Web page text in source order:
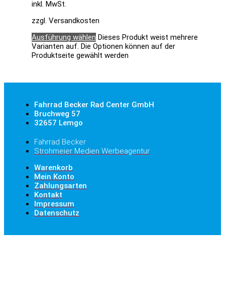
inkl. MwSt.
zzgl. Versandkosten
Ausführung wählen Dieses Produkt weist mehrere
Varianten auf. Die Optionen können auf der
Produktseite gewählt werden
Fahrrad Becker Rad Center GmbH
Bruchweg 57
32657 Lemgo
Fahrrad Becker
Strohmeier Medien Werbeagentur
Warenkorb
Mein Konto
Zahlungsarten
Kontakt
Impressum
Datenschutz